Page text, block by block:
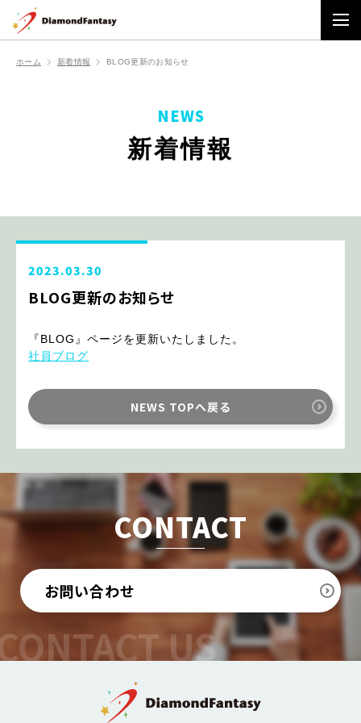
ホーム 新着情報 BLOG更新のお知らせ
NEWS
新着情報
2023.03.30
BLOG更新のお知らせ
『BLOG』ページを更新いたしました。
社員ブログ
NEWS TOPへ戻る
CONTACT
お問い合わせ